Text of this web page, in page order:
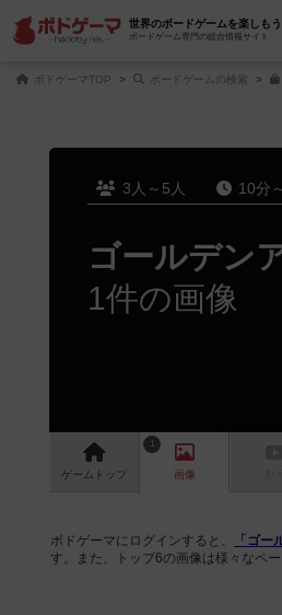
世界のボードゲームを楽しもう
ボードゲーム専門の総合情報サイト
ボドゲーマTOP ボードゲームの検索
3人～5人 10分
ゴールデン
1件の画像
ゲーム トップ
1
画像
ボドゲーマにログインすると、 「ゴ
す。また、トップ6の画像は様々なペー